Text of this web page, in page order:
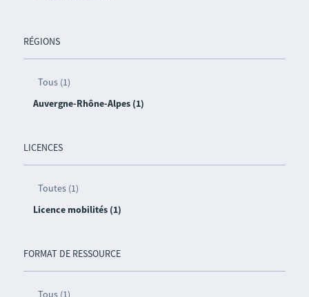
RÉGIONS
Tous (1)
Auvergne-Rhône-Alpes (1)
LICENCES
Toutes (1)
Licence mobilités (1)
FORMAT DE RESSOURCE